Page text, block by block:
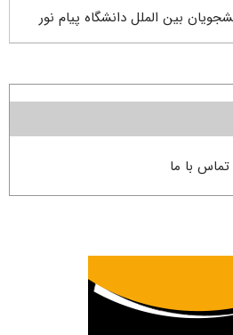
بین الملل دانشگاه پیام نور
تماس با ما